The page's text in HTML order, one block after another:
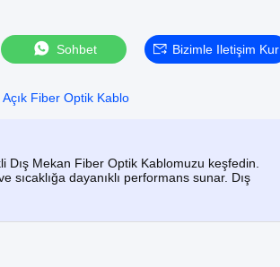
Sohbet Bizimle Iletişim Kur
Fiber Optik Kablo
Dış Mekan Fiber Optik Kablomuzu keşfedin.
dayanıklı performans sunar. Dış